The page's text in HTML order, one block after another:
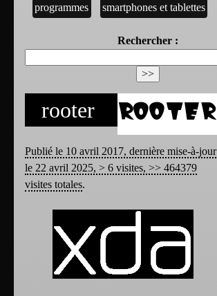
programmes smartphones et tablettes
Rechercher :
rooter
Publié le 10 avril 2017, dernière mise-à-jour
le 22 avril 2025, > 6 visites, >> 464379
visites totales.